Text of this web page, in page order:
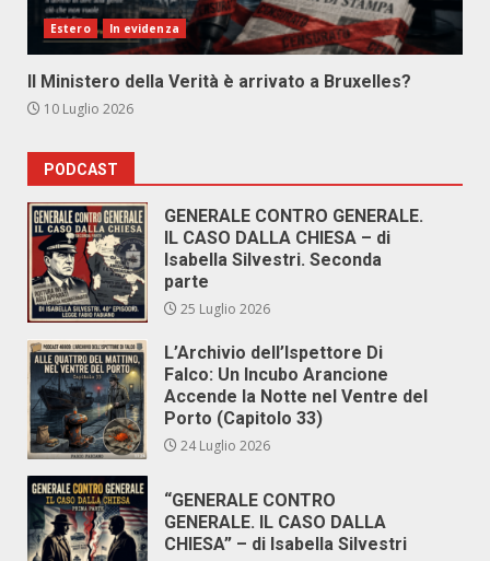
Estero In evidenza
Il Ministero della Verità è arrivato a Bruxelles?
10 Luglio 2026
PODCAST
GENERALE CONTRO GENERALE.
IL CASO DALLA CHIESA – di
Isabella Silvestri. Seconda
parte
25 Luglio 2026
L’Archivio dell’Ispettore Di
Falco: Un Incubo Arancione
Accende la Notte nel Ventre del
Porto (Capitolo 33)
24 Luglio 2026
“GENERALE CONTRO
GENERALE. IL CASO DALLA
CHIESA” – di Isabella Silvestri